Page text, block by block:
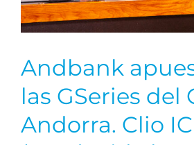
Andbank
las GSeries del
Andorra. Clio